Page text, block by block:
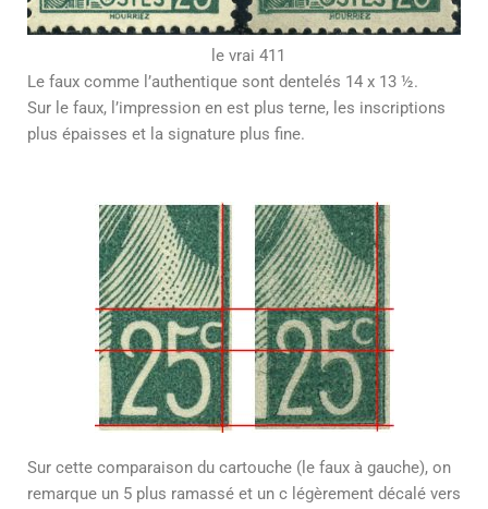
le vrai 411
Le faux comme l’authentique sont dentelés 14 x 13 ½.
Sur le faux, l’impression en est plus terne, les inscriptions
plus épaisses et la signature plus fine.
Sur cette comparaison du cartouche (le faux à gauche), on
remarque un 5 plus ramassé et un c légèrement décalé vers